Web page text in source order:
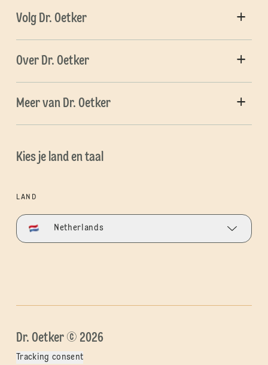
Volg Dr. Oetker
Over Dr. Oetker
Meer van Dr. Oetker
Kies je land en taal
LAND
Netherlands
Dr. Oetker © 2026
Tracking consent